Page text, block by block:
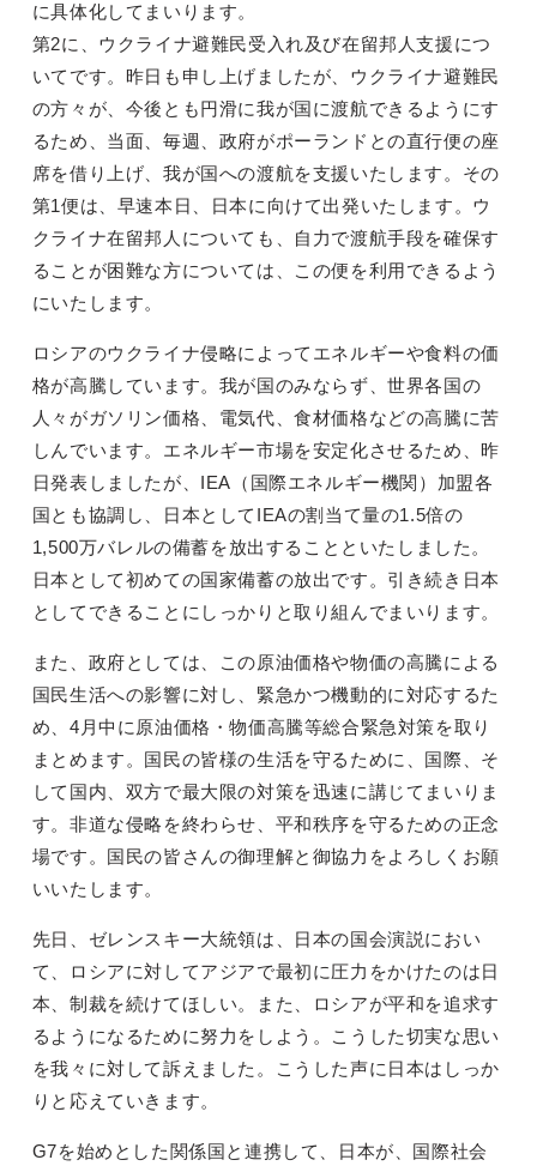
に具体化してまいります。
第2に、ウクライナ避難民受入れ及び在留邦人支援につ
いてです。昨日も申し上げましたが、ウクライナ避難民
の方々が、今後とも円滑に我が国に渡航できるようにす
るため、当面、毎週、政府がポーランドとの直行便の座
席を借り上げ、我が国への渡航を支援いたします。その
第1便は、早速本日、日本に向けて出発いたします。ウ
クライナ在留邦人についても、自力で渡航手段を確保す
ることが困難な方については、この便を利用できるよう
にいたします。
ロシアのウクライナ侵略によってエネルギーや食料の価
格が高騰しています。我が国のみならず、世界各国の
人々がガソリン価格、電気代、食材価格などの高騰に苦
しんでいます。エネルギー市場を安定化させるため、昨
日発表しましたが、IEA（国際エネルギー機関）加盟各
国とも協調し、日本としてIEAの割当て量の1.5倍の
1,500万バレルの備蓄を放出することといたしました。
日本として初めての国家備蓄の放出です。引き続き日本
としてできることにしっかりと取り組んでまいります。
また、政府としては、この原油価格や物価の高騰による
国民生活への影響に対し、緊急かつ機動的に対応するた
め、4月中に原油価格・物価高騰等総合緊急対策を取り
まとめます。国民の皆様の生活を守るために、国際、そ
して国内、双方で最大限の対策を迅速に講じてまいりま
す。非道な侵略を終わらせ、平和秩序を守るための正念
場です。国民の皆さんの御理解と御協力をよろしくお願
いいたします。
先日、ゼレンスキー大統領は、日本の国会演説におい
て、ロシアに対してアジアで最初に圧力をかけたのは日
本、制裁を続けてほしい。また、ロシアが平和を追求す
るようになるために努力をしよう。こうした切実な思い
を我々に対して訴えました。こうした声に日本はしっか
りと応えていきます。
G7を始めとした関係国と連携して、日本が、国際社会